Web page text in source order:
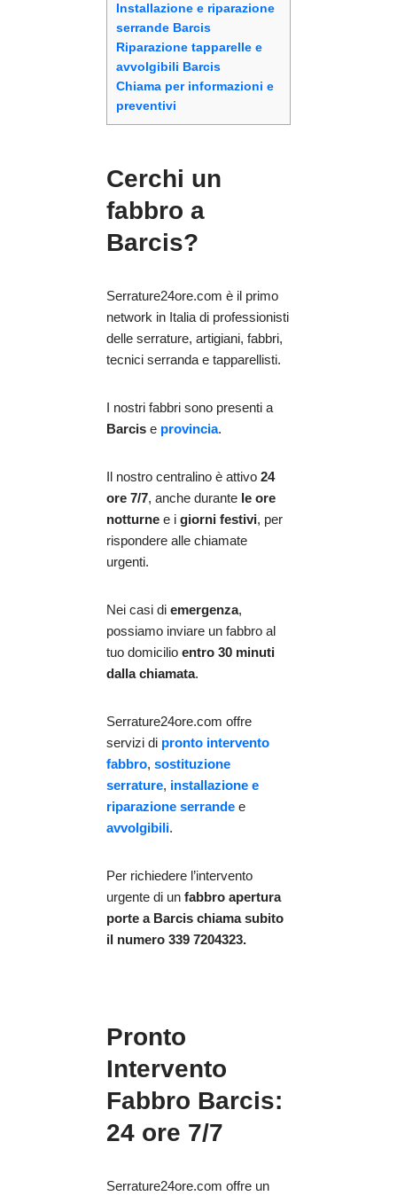
Installazione e riparazione
serrande Barcis
Riparazione tapparelle e
avvolgibili Barcis
Chiama per informazioni e
preventivi
Cerchi un
fabbro a
Barcis?
Serrature24ore.com è il primo
network in Italia di professionisti
delle serrature, artigiani, fabbri,
tecnici serranda e tapparellisti.
I nostri fabbri sono presenti a
Barcis e provincia.
Il nostro centralino è attivo 24
ore 7/7, anche durante le ore
notturne e i giorni festivi, per
rispondere alle chiamate
urgenti.
Nei casi di emergenza,
possiamo inviare un fabbro al
tuo domicilio entro 30 minuti
dalla chiamata.
Serrature24ore.com offre
servizi di pronto intervento
fabbro, sostituzione
serrature, installazione e
riparazione serrande e
avvolgibili.
Per richiedere l’intervento
urgente di un fabbro apertura
porte a Barcis chiama subito
il numero 339 7204323.
Pronto
Intervento
Fabbro Barcis:
24 ore 7/7
Serrature24ore.com offre un